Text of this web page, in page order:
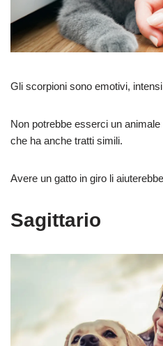
Gli scorpioni sono emotivi,
Non potrebbe esserci un
che ha anche tratti simili.
Avere un gatto in giro li
Sagittario